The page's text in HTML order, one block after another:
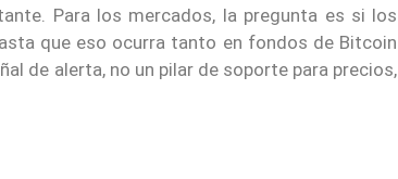
Para los mercados, la pregunta es si los
que eso ocurra tanto en fondos de Bitcoin
de alerta, no un pilar de soporte para precios,